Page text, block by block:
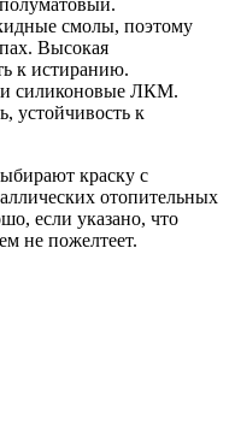
смолы, поэтому
Высокая
к истиранию.
силиконовые ЛКМ.
устойчивость к
краску с
отопительных
если указано, что
не пожелтеет.